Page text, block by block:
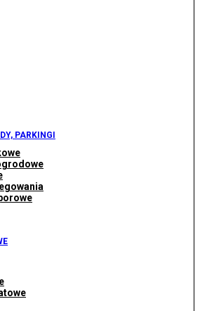
PARKINGI